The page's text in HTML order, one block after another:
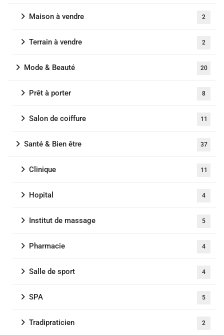
Maison à vendre 2
Terrain à vendre 2
Mode & Beauté 20
Prêt à porter 8
Salon de coiffure 11
Santé & Bien être 37
Clinique 11
Hopital 4
Institut de massage 5
Pharmacie 4
Salle de sport 4
SPA 5
Tradipraticien 2